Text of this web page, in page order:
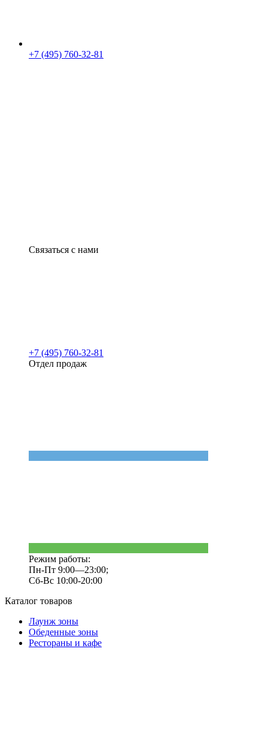
+7 (495) 760-32-81
Связаться с нами
+7 (495) 760-32-81
Отдел продаж
Режим работы:
Пн-Пт 9:00—23:00;
Сб-Вс 10:00-20:00
Каталог товаров
Лаунж зоны
Обеденные зоны
Рестораны и кафе